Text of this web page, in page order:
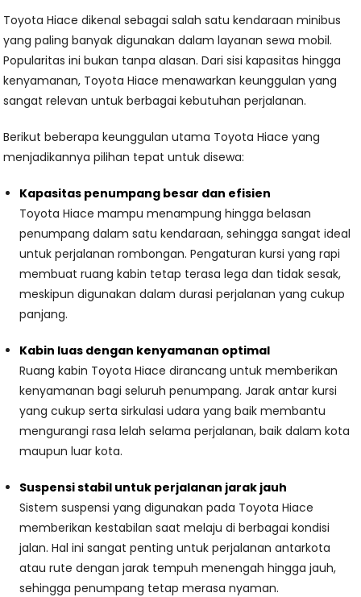
Toyota Hiace dikenal sebagai salah satu kendaraan minibus
yang paling banyak digunakan dalam layanan sewa mobil.
Popularitas ini bukan tanpa alasan. Dari sisi kapasitas hingga
kenyamanan, Toyota Hiace menawarkan keunggulan yang
sangat relevan untuk berbagai kebutuhan perjalanan.
Berikut beberapa keunggulan utama Toyota Hiace yang
menjadikannya pilihan tepat untuk disewa:
Kapasitas penumpang besar dan efisien
Toyota Hiace mampu menampung hingga belasan
penumpang dalam satu kendaraan, sehingga sangat ideal
untuk perjalanan rombongan. Pengaturan kursi yang rapi
membuat ruang kabin tetap terasa lega dan tidak sesak,
meskipun digunakan dalam durasi perjalanan yang cukup
panjang.
Kabin luas dengan kenyamanan optimal
Ruang kabin Toyota Hiace dirancang untuk memberikan
kenyamanan bagi seluruh penumpang. Jarak antar kursi
yang cukup serta sirkulasi udara yang baik membantu
mengurangi rasa lelah selama perjalanan, baik dalam kota
maupun luar kota.
Suspensi stabil untuk perjalanan jarak jauh
Sistem suspensi yang digunakan pada Toyota Hiace
memberikan kestabilan saat melaju di berbagai kondisi
jalan. Hal ini sangat penting untuk perjalanan antarkota
atau rute dengan jarak tempuh menengah hingga jauh,
sehingga penumpang tetap merasa nyaman.